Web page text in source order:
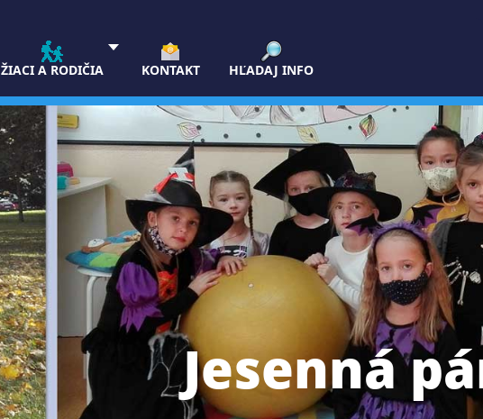
ŽIACI A RODIČIA KONTAKT HĽADAJ INFO
Jesenná